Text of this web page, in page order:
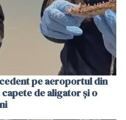
pe aeroportul din
de aligator și o